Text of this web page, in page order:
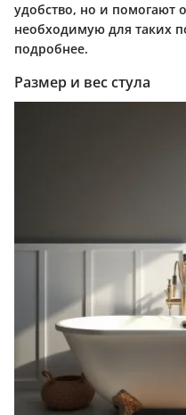
удобство, но и помогают
необходимую для таких
подробнее.
Размер и вес стула